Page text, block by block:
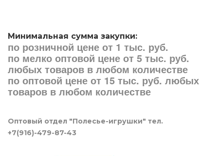
Минимальная сумма закупки:
по розничной цене от 1 тыс. руб.
по мелко оптовой цене от 5 тыс. руб.
любых товаров в любом количестве
по оптовой цене от 15 тыс. руб. любых
товаров в любом количестве
Оптовый отдел "Полесье-игрушки" тел.
+7(916)-479-87-43